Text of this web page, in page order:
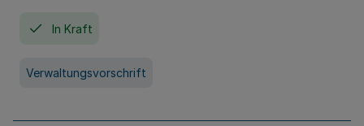
In Kraft
Verwaltungsvorschrift